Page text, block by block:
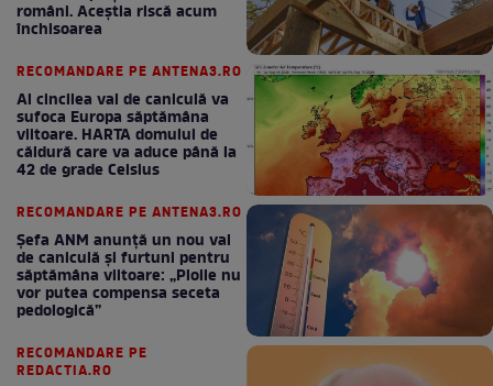
români. Aceștia riscă acum
închisoarea
RECOMANDARE PE ANTENA3.RO
Al cincilea val de caniculă va
sufoca Europa săptămâna
viitoare. HARTA domului de
căldură care va aduce până la
42 de grade Celsius
RECOMANDARE PE ANTENA3.RO
Șefa ANM anunță un nou val
de caniculă și furtuni pentru
săptămâna viitoare: „Ploile nu
vor putea compensa seceta
pedologică”
RECOMANDARE PE
REDACTIA.RO